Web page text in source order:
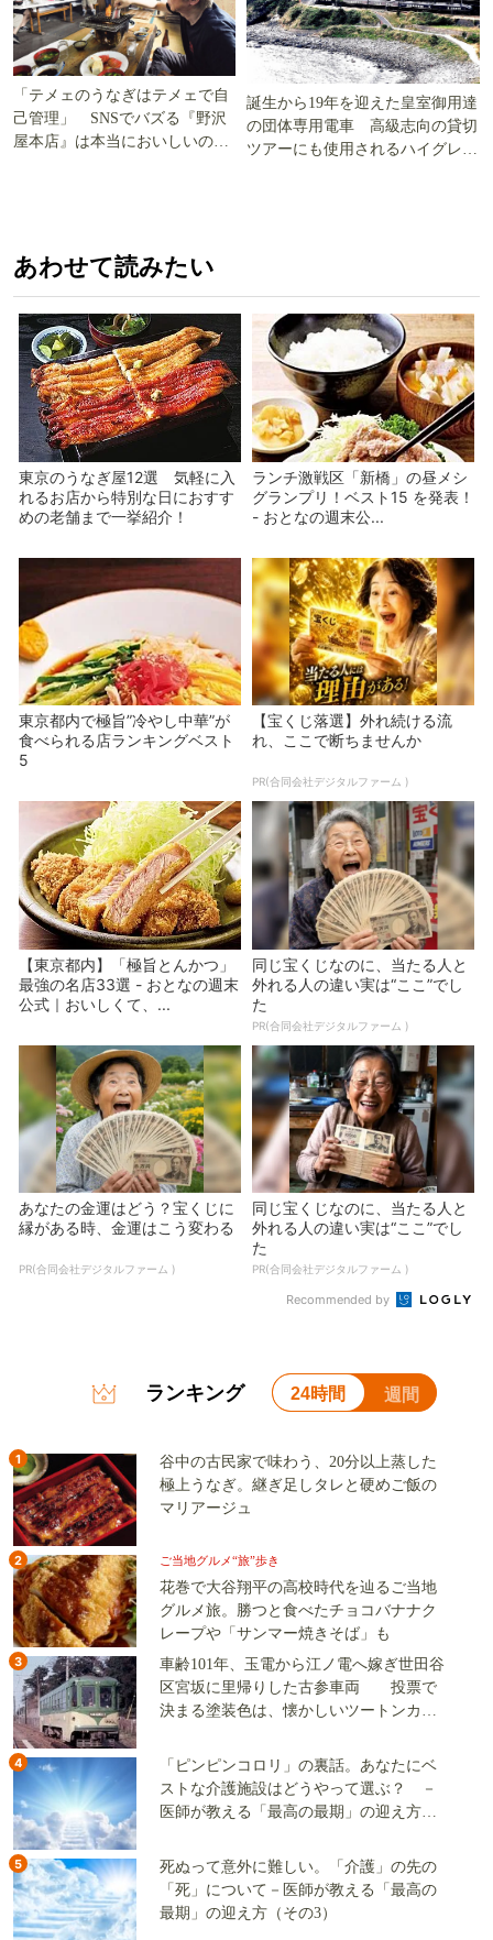
「テメェのうなぎはテメェで自
己管理」 SNSでバズる『野沢
屋本店』は本当においしいの
誕生から19年を迎えた皇室御用達
の団体専用電車 高級志向の貸切
ツアーにも使用されるハイグレー
あわせて読みたい
東京のうなぎ屋12選 気軽に入
れるお店から特別な日におすす
めの老舗まで一挙紹介！
ランチ激戦区「新橋」の昼メシ
グランプリ！ベスト15 を発表！
- おとなの週末公...
東京都内で極旨”冷やし中華”が
食べられる店ランキングベスト
5
【宝くじ落選】外れ続ける流
れ、ここで断ちませんか
PR(合同会社デジタルファーム )
【東京都内】「極旨とんかつ」
最強の名店33選 - おとなの週末
公式｜おいしくて、...
同じ宝くじなのに、当たる人と
外れる人の違い実は“ここ”でし
た
PR(合同会社デジタルファーム )
あなたの金運はどう？宝くじに
縁がある時、金運はこう変わる
PR(合同会社デジタルファーム )
同じ宝くじなのに、当たる人と
外れる人の違い実は“ここ”でし
た
PR(合同会社デジタルファーム )
Recommended by
ランキング 24時間 週間
1
谷中の古民家で味わう、20分以上蒸した
極上うなぎ。継ぎ足しタレと硬めご飯の
マリアージュ
2 ご当地グルメ“旅”歩き
花巻で大谷翔平の高校時代を辿るご当地
グルメ旅。勝つと食べたチョコバナナク
レープや「サンマー焼きそば」も
3
車齢101年、玉電から江ノ電へ嫁ぎ世田谷
区宮坂に里帰りした古参車両 投票で
決まる塗装色は、懐かしいツートンカラ
4
「ピンピンコロリ」の裏話。あなたにベ
ストな介護施設はどうやって選ぶ？ －
医師が教える「最高の最期」の迎え方
5
死ぬって意外に難しい。「介護」の先の
「死」について－医師が教える「最高の
最期」の迎え方（その3）